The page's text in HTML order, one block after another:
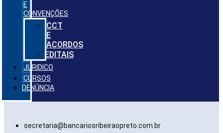
E
CONVENÇÕES
CCT
E
ACORDOS
EDITAIS
JURIDICO
CURSOS
DENÚNCIA
secretaria@bancariosribeiraopreto.com.br